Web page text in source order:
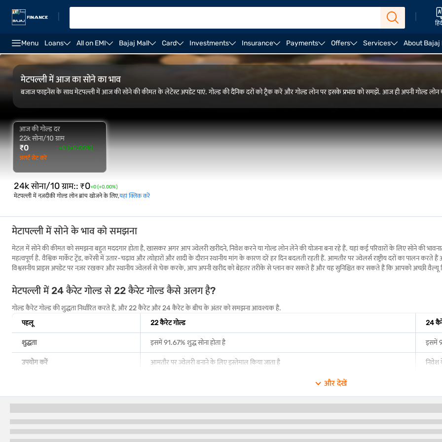
Menu Loans All on EMI Bajaj Mall Card Investments Insurance Payments Offers Services About Bajaj
ओवरव्यू गोल्ड रेट ट्रेंड कैलकुलेटर FAQ
मेटपल्ली में आज का सोने का भाव
बजाज फाइनेंस के साथ मेटपल्ली में आज की सोने की कीमत के लेटेस्ट अपडेट पाएं. गोल्ड की दैनिक दरों को ट्रैक करें और गोल्ड लोन पर इसके प्रभाव को समझें. आज ही अपनी गोल्ड लोन
आज की गोल्ड दर
22k सोना/10 ग्राम
₹0
+0 (+0.00%)
अलर्ट सेट करें
24k सोना/10 ग्राम:: ₹0+0 (+0.00%)
मेटपल्ली में नज़दीकी गोल्ड लोन ब्रांच खोजने के लिए,यहां क्लिक करें
मेटापल्ली में सोने के भाव को समझना
मेटल में सोने की कीमत को समझना बहुत मददगार होता है, खासकर अगर आप ज्वेलरी खरीदने, निवेश करने या गोल्ड लोन लेने की योजना बना रहे हैं. यहां कई परिवारों के लिए सोने की
महत्वपूर्ण है. वैश्विक मार्केट ट्रेंड, करेंसी में उतार-चढ़ाव और त्योहारों और शादी के दौरान स्थानीय मांग के कारण दरें हर दिन बदलती रहती हैं. आमतौर पर ज्वेलर्स राष्ट्रीय दरों का
विश्वसनीय प्राइस अपडेट पर नज़र रखकर और स्थानीय ज्वेलर्स से चेक करके, आप अपनी खरीद को बेहतर तरीके से प्लान कर सकते हैं और यह सुनिश्चित कर सकते हैं कि आपको अच्छी वैल्यू
मेटपल्ली में 24 कैरेट गोल्ड से 22 कैरेट गोल्ड कैसे अलग है?
गोल्ड कैरेट गोल्ड की शुद्धता निर्धारित करते हैं, और 22 कैरेट और 24 कैरेट के बीच के अंतर को समझना आवश्यक है.
पहलू
22 कैरेट गोल्ड 24
शुद्धता इसमें 91.67% शुद्ध सोना होता है इसमें
उपयोग करें आमतौर पर ज्वेलरी बनाने के लिए इस्तेमाल किया जाता है निवेश
स्ट्रेंथ डिज़ाइन के लिए मज़बूत और अधिक टिकाऊ नरम
कलर हल्का सा ब्राइट पीला
और देखें